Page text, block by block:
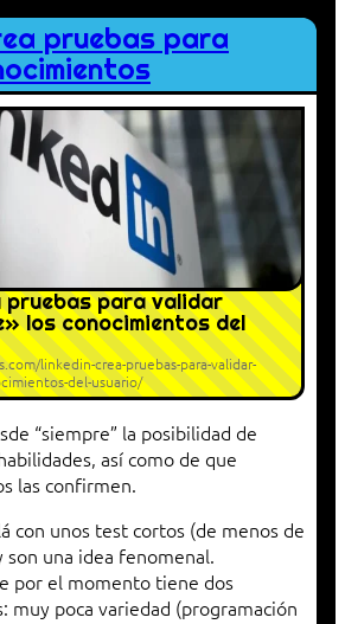
pruebas para
pruebas para validar
los conocimientos del
linkedin-crea-pruebas-para-validar-
del-usuario/
“siempre” la posibilidad de
así como de que
las confirmen.
con unos test cortos (de menos de
una idea fenomenal.
por el momento tiene dos
muy poca variedad (programación